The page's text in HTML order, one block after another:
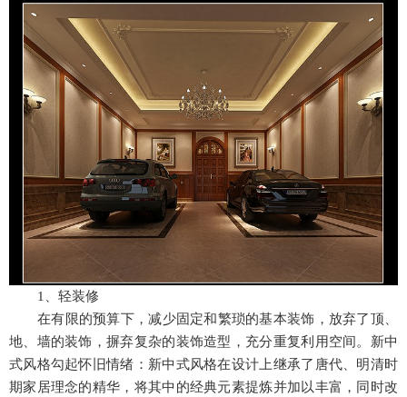
1
、轻装修
在有限的预算下，减少固定和繁琐的基本装饰，放弃了顶、
地、墙的装饰，摒弃复杂的装饰造型，充分重复利用空间。新中
式风格勾起怀旧情绪：新中式风格在设计上继承了唐代、明清时
期家居理念的精华，将其中的经典元素提炼并加以丰富，同时改